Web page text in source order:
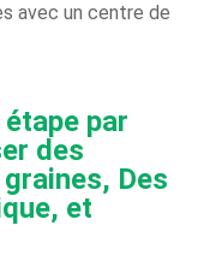
avec un centre de
par
des
Des
et